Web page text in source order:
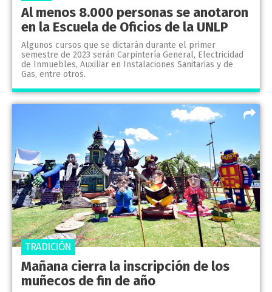
Al menos 8.000 personas se anotaron
en la Escuela de Oficios de la UNLP
Algunos cursos que se dictarán durante el primer
semestre de 2023 serán Carpintería General, Electricidad
de Inmuebles, Auxiliar en Instalaciones Sanitarias y de
Gas, entre otros.
Mañana cierra la inscripción de los
muñecos de fin de año
TRADICIÓN